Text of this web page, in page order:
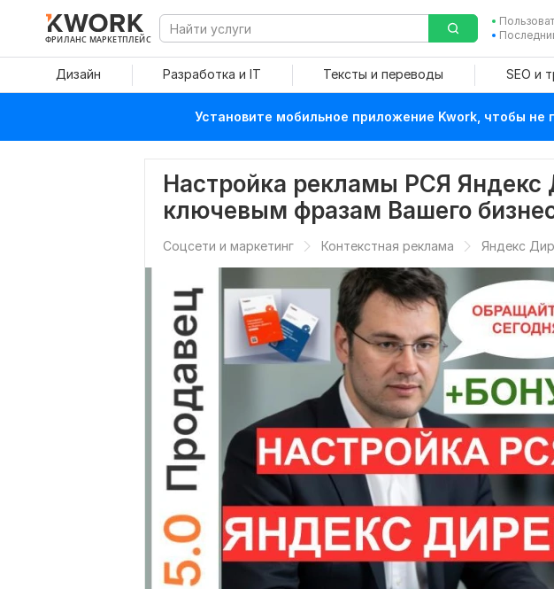
ФРИЛАНС МАРКЕТПЛЕЙС
Дизайн Разработка и IT Тексты и переводы SEO и
Установите мобильное приложение Kwork, чтобы
Настройка рекламы РСЯ Яндекс
ключевым фразам Вашего
Соцсети и маркетинг Контекстная реклама Яндекс